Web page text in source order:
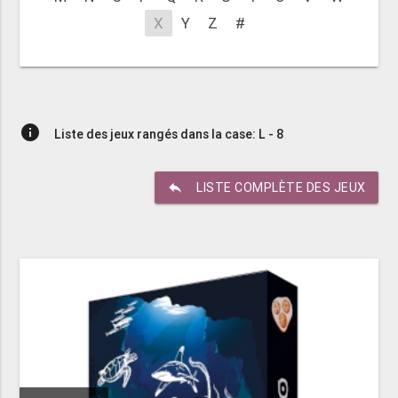
X
Y Z #
info Liste des jeux rangés dans la case: L - 8
reply LISTE COMPLÈTE DES JEUX